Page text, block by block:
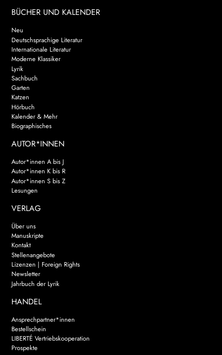
BÜCHER UND KALENDER
Neu
Deutschsprachige Literatur
Internationale Literatur
Moderne Klassiker
Lyrik
Sachbuch
Garten
Katzen
Hörbuch
Kalender & Mehr
Biographisches
AUTOR*INNEN
Autor*innen A bis J
Autor*innen K bis R
Autor*innen S bis Z
Lesungen
VERLAG
Über uns
Manuskripte
Kontakt
Stellenangebote
Lizenzen | Foreign Rights
Newsletter
Jahrbuch der Lyrik
HANDEL
Ansprechpartner*innen
Bestellschein
LIBERTÉ Vertriebskooperation
Prospekte